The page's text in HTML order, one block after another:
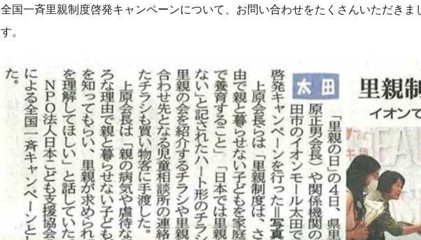
全国一斉里親制度啓発キャンペーンについて、お問い合わせをたくさんいただきま
す。